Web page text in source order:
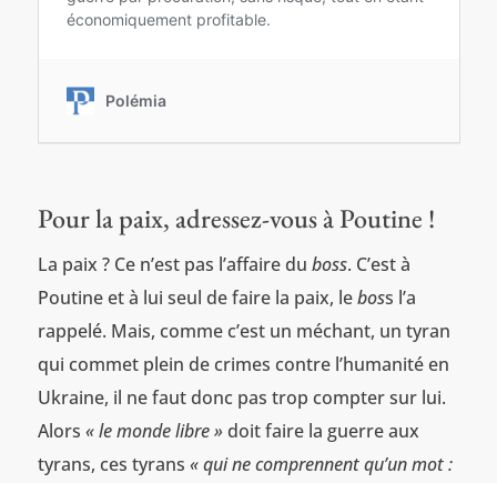
Pour la paix, adressez-vous à Poutine !
La paix ? Ce n’est pas l’affaire du boss. C’est à
Poutine et à lui seul de faire la paix, leboss l’a
rappelé. Mais, comme c’est un méchant, un tyran
qui commet plein de crimes contre l’humanité en
Ukraine, il ne faut donc pas trop compter sur lui.
Alors « le monde libre » doit faire la guerre aux
tyrans, ces tyrans « qui ne comprennent qu’un mot :